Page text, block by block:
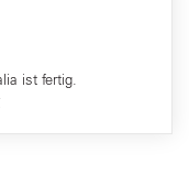
ist fertig.